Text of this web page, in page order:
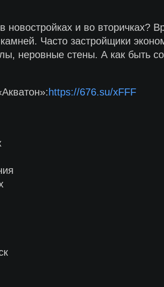
и во вторичках?
Часто застройщики
неровные стены. А как быть
https://676.su/xFFF